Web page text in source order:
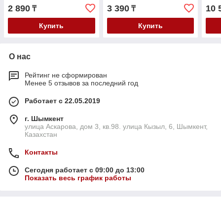
2 890 ₸
Купить
3 390₸
Купить
10
О нас
Рейтинг не сформирован
Менее 5 отзывов за последний год
Работает с 22.05.2019
г. Шымкент
улица Аскарова, дом 3, кв.98. улица Кызыл, 6, Шымкент,
Казахстан
Контакты
Сегодня работает с 09:00 до 13:00
Показать весь график работы